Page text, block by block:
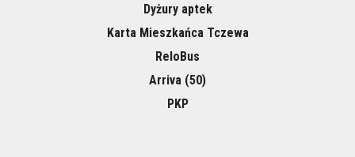
Dyżury aptek
Karta Mieszkańca Tczewa
ReloBus
Arriva (50)
PKP